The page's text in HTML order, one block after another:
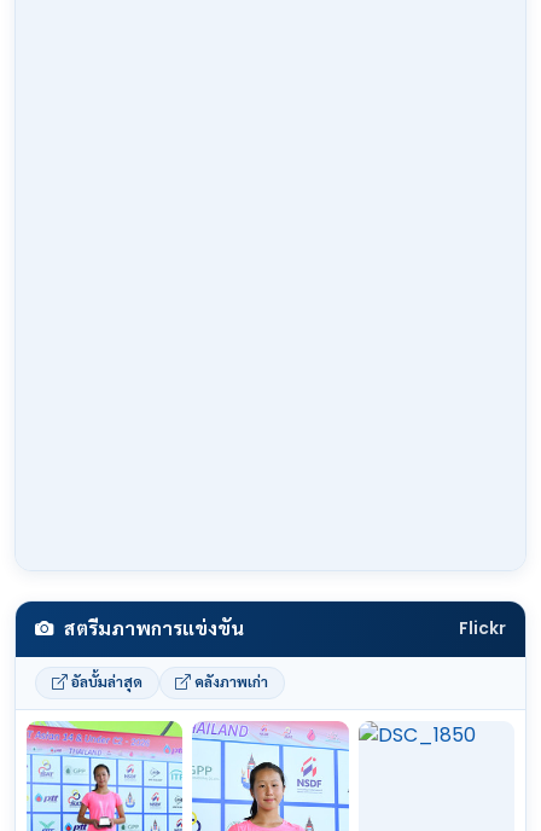
สตรีมภาพการแข่งขัน Flickr
อัลบั้มล่าสุด คลังภาพเก่า